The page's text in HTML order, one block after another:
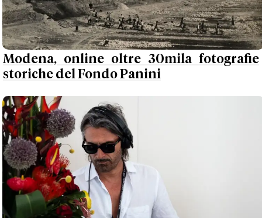
Modena, online oltre 30mila fotografie
storiche del Fondo Panini